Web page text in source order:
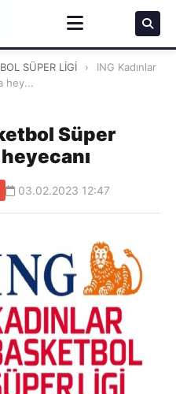
SÜPER LİGİ ›
ING Kadınlar
hey...
Süper
03.02.2023 12:47